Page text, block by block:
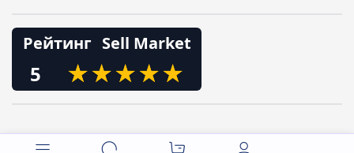
Рейтинг Sell Market
5 ★
★★
★★
★★
★★
★